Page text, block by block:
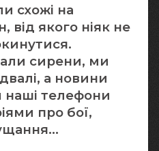
схожі на
від якого ніяк не
сирени, ми
а новини
телефони
про бої,